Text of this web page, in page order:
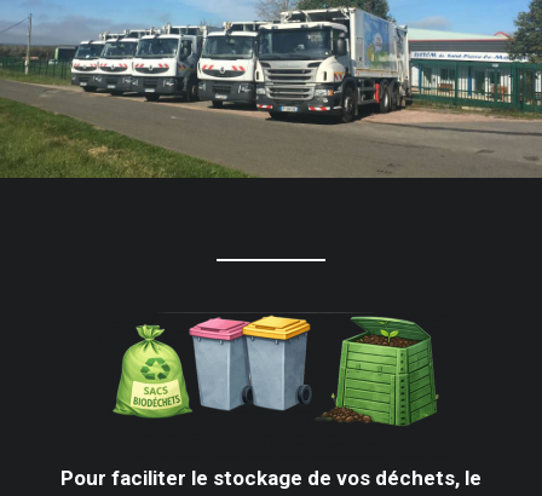
Pour faciliter le stockage de vos déchets, le